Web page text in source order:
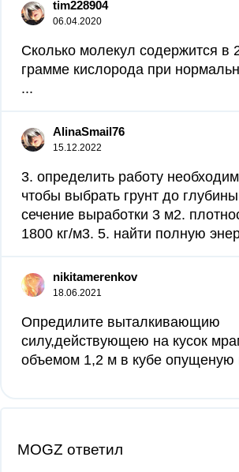
tim228904
06.04.2020
Сколько молекул содержится в
грамме кислорода при
...
AlinaSmail76
15.12.2022
3. определить работу
чтобы выбрать грунт до
сечение выработки 3 м2.
1800 кг/м3. 5. найти полную
nikitamerenkov
18.06.2021
Опредилите выталкивающию
силу,действующею на кусок
объемом 1,2 м в кубе опущеную
MOGZ ответил